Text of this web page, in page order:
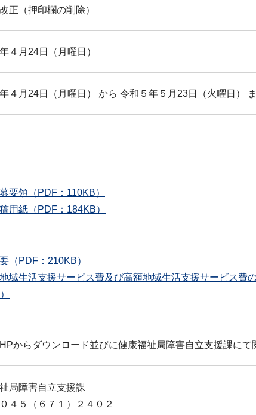
正（押印欄の削除）
４月24日（月曜日）
４月24日（月曜日） から 令和５年５月23日（火曜日）
要領（PDF：110KB）
用紙（PDF：184KB）
（PDF：210KB）
域生活支援サービス費及び高額地域生活支援サービス費
からダウンロード並びに健康福祉局障害自立支援課にて
局障害自立支援課
４５（６７１）２４０２